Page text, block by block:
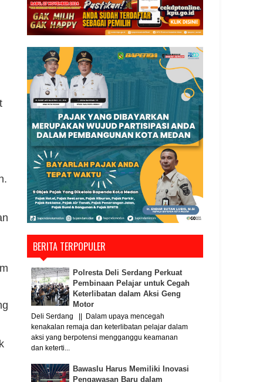
BERITA TERPOPULER
Polresta Deli Serdang Perkuat
Pembinaan Pelajar untuk Cegah
Keterlibatan dalam Aksi Geng
Motor
Deli Serdang || Dalam upaya mencegah
kenakalan remaja dan keterlibatan pelajar dalam
aksi yang berpotensi mengganggu keamanan
dan keterti...
Bawaslu Harus Memiliki Inovasi
Pengawasan Baru dalam